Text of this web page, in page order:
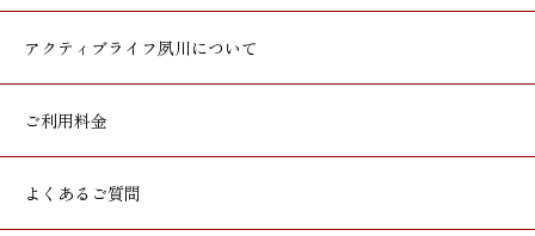
アクティブライフ夙川について
ご利用料金
よくあるご質問